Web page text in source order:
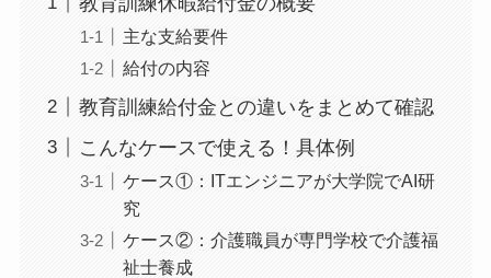
主な支給要件
給付の内容
教育訓練給付金との違いをまとめて確認
こんなケースで使える！具体例
ケース①：ITエンジニアが大学院でAI研
究
ケース②：介護職員が専門学校で介護福
祉士養成